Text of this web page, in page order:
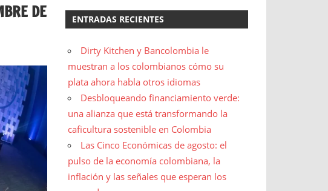
DE
ENTRADAS RECIENTES
Dirty Kitchen y Bancolombia le
muestran a los colombianos cómo su
plata ahora habla otros idiomas
Desbloqueando financiamiento verde:
una alianza que está transformando la
caficultura sostenible en Colombia
Las Cinco Económicas de agosto: el
pulso de la economía colombiana, la
inflación y las señales que esperan los